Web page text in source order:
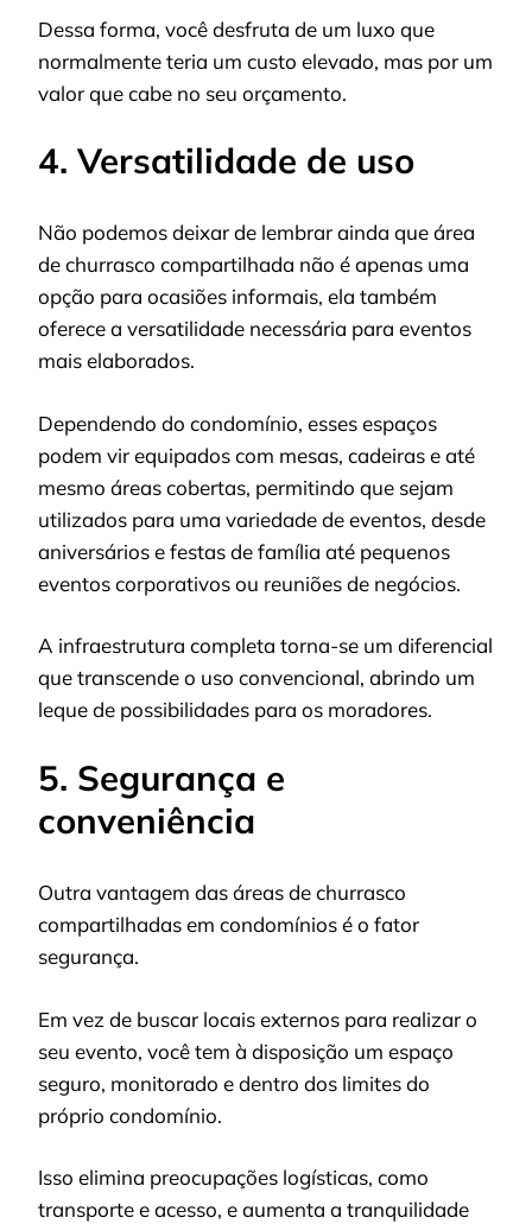
Dessa forma, você desfruta de um luxo que
normalmente teria um custo elevado, mas por um
valor que cabe no seu orçamento.
4. Versatilidade de uso
Não podemos deixar de lembrar ainda que área
de churrasco compartilhada não é apenas uma
opção para ocasiões informais, ela também
oferece a versatilidade necessária para eventos
mais elaborados.
Dependendo do condomínio, esses espaços
podem vir equipados com mesas, cadeiras e até
mesmo áreas cobertas, permitindo que sejam
utilizados para uma variedade de eventos, desde
aniversários e festas de família até pequenos
eventos corporativos ou reuniões de negócios.
A infraestrutura completa torna-se um diferencial
que transcende o uso convencional, abrindo um
leque de possibilidades para os moradores.
5. Segurança e
conveniência
Outra vantagem das áreas de churrasco
compartilhadas em condomínios é o fator
segurança.
Em vez de buscar locais externos para realizar o
seu evento, você tem à disposição um espaço
seguro, monitorado e dentro dos limites do
próprio condomínio.
Isso elimina preocupações logísticas, como
transporte e acesso, e aumenta a tranquilidade